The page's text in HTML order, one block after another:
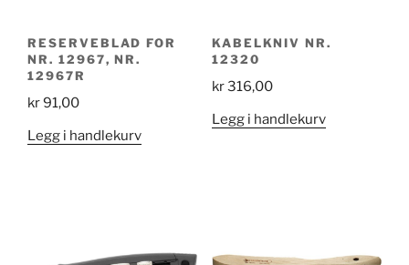
RESERVEBLAD FOR
NR. 12967, NR.
12967R
kr91,00
Legg i handlekurv
KABELKNIV NR.
12320
kr316,00
Legg i handlekurv